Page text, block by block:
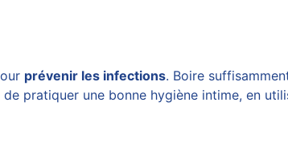
prévenir les infections. Boire
pratiquer une bonne hygiène intime, en